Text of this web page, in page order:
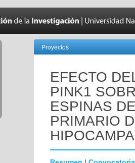
Proyectos
EFECTO
PINK1
ESPINAS
PRIMARIO